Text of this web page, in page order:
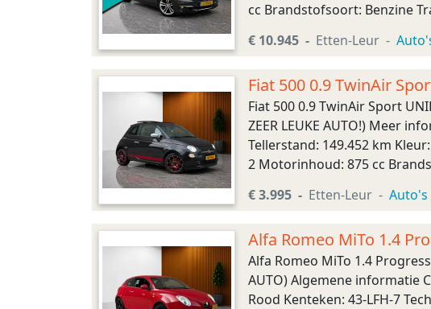
cc Brandstofsoort: Benzine
€ 10.945 Etten-Leur
Fiat 500 0.9 TwinAir
SPEAKERS, ELEK
Fiat 500 0.9 TwinAir Sport
ZEER LEUKE AUTO!) Meer
Tellerstand: 149.452 km
2 Motorinhoud: 875 cc
€ 3.995 Etten-Leur Auto's
Alfa Romeo MiTo 1.4
AUTO, NEDERLAND
Alfa Romeo MiTo 1.4
AUTO) Algemene informatie
Rood Kenteken: 43-LFH-7